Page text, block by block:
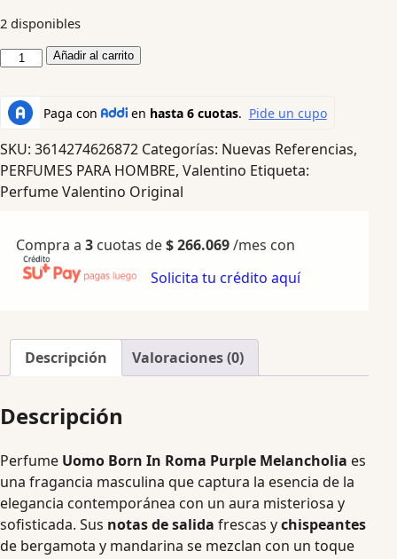
2 disponibles
Añadir al carrito
SKU: 3614274626872 Categorías: Nuevas Referencias,
PERFUMES PARA HOMBRE, Valentino Etiqueta:
Perfume Valentino Original
Compra a 3 cuotas de$266.069/mes con
Solicita tu crédito aquí
Descripción Valoraciones (0)
Descripción
Perfume Uomo Born In Roma Purple Melancholia es
una fragancia masculina que captura la esencia de la
elegancia contemporánea con un aura misteriosa y
sofisticada. Sus notas de salida frescas ychispeantes
de bergamota y mandarina se mezclan con un toque